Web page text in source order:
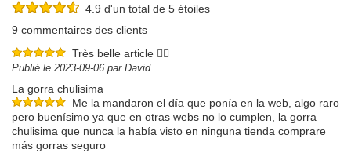
4.9 d'un total de 5 étoiles
9 commentaires des clients
Très belle article 👍🏻
Publié le 2023-09-06 par David
La gorra chulisima
Me la mandaron el día que ponía en la web, algo raro
pero buenísimo ya que en otras webs no lo cumplen, la gorra
chulisima que nunca la había visto en ninguna tienda comprare
más gorras seguro